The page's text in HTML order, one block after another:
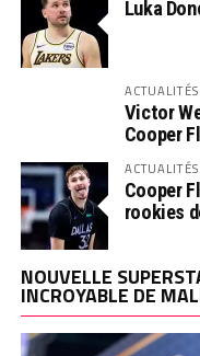
Luka
ACTUALITÉS
Victor
Cooper
ACTUALITÉS
Cooper
rookies
NOUVELLE
INCROYABLE DE